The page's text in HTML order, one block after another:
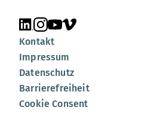
Unsere Seite auf LinkedIn
Unsere Seite auf
Unsere Seite auf
Unsere Seite auf
Kontakt
Impressum
Datenschutz
Barrierefreiheit
Cookie Consent